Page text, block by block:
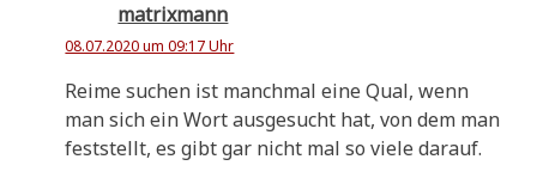
matrixmann
08.07.2020 um 09:17 Uhr
Rei­me suchen ist manch­mal eine Qual, wenn
man sich ein Wort aus­ge­sucht hat, von dem man
fest­stellt, es gibt gar nicht mal so vie­le darauf.